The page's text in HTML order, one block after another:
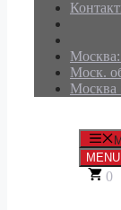
Моск.
Москва
MENU
0